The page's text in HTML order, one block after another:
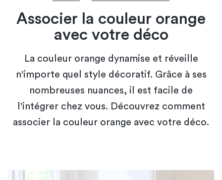
Associer la couleur orange
avec votre déco​
La couleur orange dynamise et réveille
n'importe quel style décoratif. Grâce à ses
nombreuses nuances, il est facile de
l'intégrer chez vous. Découvrez comment
associer la couleur orange avec votre déco.